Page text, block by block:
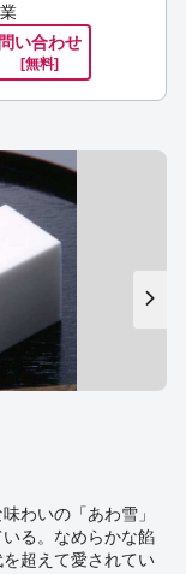
問い合わせ
[無料]
わいの「あわ雪」
る。なめらかな餡
超えて愛されてい